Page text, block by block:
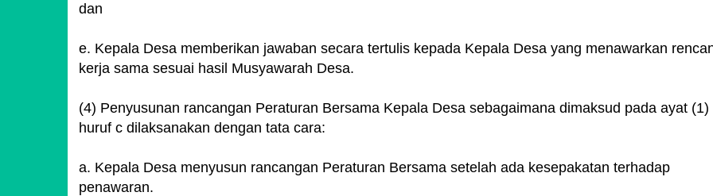
dan
e. Kepala Desa memberikan jawaban secara tertulis kepada Kepala Desa yang menawarkan
kerja sama sesuai hasil Musyawarah Desa.
(4) Penyusunan rancangan Peraturan Bersama Kepala Desa sebagaimana dimaksud pada ayat (1)
huruf c dilaksanakan dengan tata cara:
a. Kepala Desa menyusun rancangan Peraturan Bersama setelah ada kesepakatan terhadap
penawaran.